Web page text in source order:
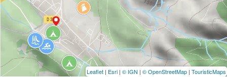
Leaflet | Esri | © IGN | © OpenStreetMap | TouristicMaps